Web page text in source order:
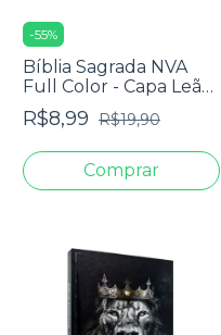
-55%
Bíblia Sagrada NVA
Full Color - Capa Leão
Rei Dos Reis
R$8,99 R$19,90